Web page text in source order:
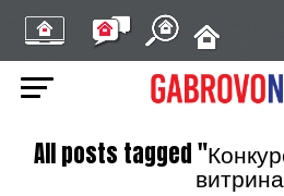
All posts tagged